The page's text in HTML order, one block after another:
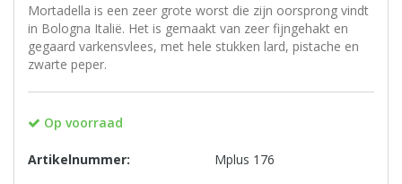
Mortadella is een zeer grote worst die zijn oorsprong vindt
in Bologna Italië. Het is gemaakt van zeer fijngehakt en
gegaard varkensvlees, met hele stukken lard, pistache en
zwarte peper.
Op voorraad
Artikelnummer: Mplus 176